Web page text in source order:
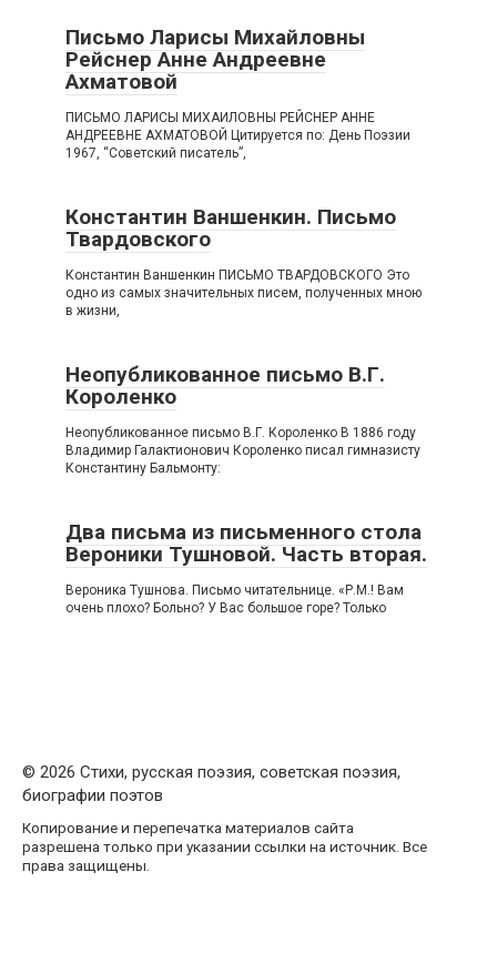
Письмо Ларисы Михайловны
Рейснер Анне Андреевне
Ахматовой
ПИСЬМО ЛАРИСЫ МИХАИЛОВНЫ РЕЙСНЕР АННЕ
АНДРЕЕВНЕ АХМАТОВОЙ Цитируется по: День Поэзии
1967, “Советский писатель”,
Константин Ваншенкин. Письмо
Твардовского
Константин Ваншенкин ПИСЬМО ТВАРДОВСКОГО Это
одно из самых значительных писем, полученных мною
в жизни,
Неопубликованное письмо В.Г.
Короленко
Неопубликованное письмо В.Г. Короленко B 1886 году
Владимир Галактионович Короленко писал гимназисту
Константину Бальмонту:
Два письма из письменного стола
Вероники Тушновой. Часть вторая.
Вероника Тушнова. Письмо читательнице. «Р.М.! Вам
очень плохо? Больно? У Вас большое горе? Только
© 2026 Стихи, русская поэзия, советская поэзия,
биографии поэтов
Копирование и перепечатка материалов сайта
разрешена только при указании ссылки на источник. Все
права защищены.